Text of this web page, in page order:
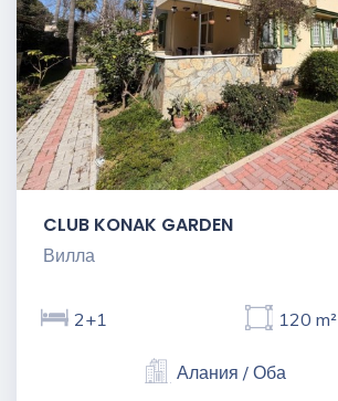
CLUB KONAK GARDEN
Вилла
2+1 120 m²
Алания / Оба